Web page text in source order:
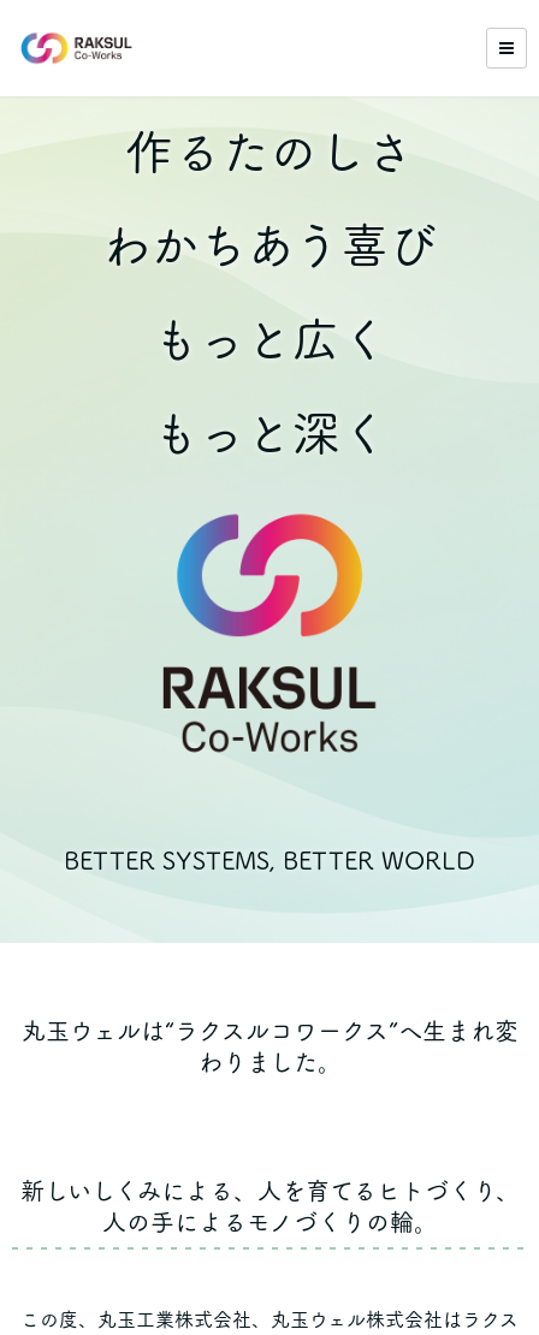
作るたのしさ
わかちあう喜び
もっと広く
もっと深く
BETTER SYSTEMS, BETTER WORLD
丸玉ウェルは“ラクスルコワークス”へ生まれ変
わりました。
新しいしくみによる、人を育てるヒトづくり、
人の手によるモノづくりの輪。
この度、丸玉工業株式会社、丸玉ウェル株式会社はラクス